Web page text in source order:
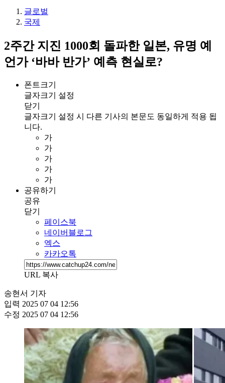
글로벌
국제
2주간 지진 1000회 돌파한 일본, 유명 예
언가 ‘바바 반가’ 예측 현실로?
폰트크기
글자크기 설정
닫기
글자크기 설정 시 다른 기사의 본문도 동일하게 적용 됩
니다.
가
가
가
가
가
공유하기
공유
닫기
페이스북
네이버블로그
엑스
카카오톡
URL 복사
송현서 기자
입력 2025 07 04 12:56
수정 2025 07 04 12:56